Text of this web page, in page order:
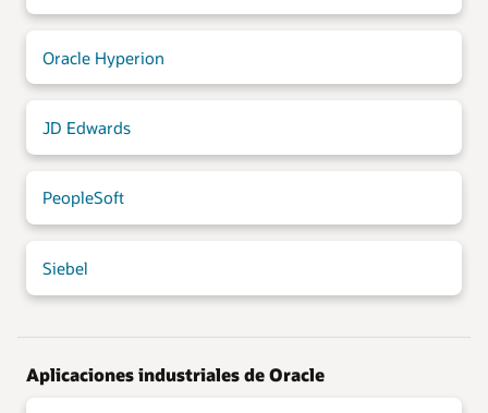
Oracle Hyperion
JD Edwards
PeopleSoft
Siebel
Aplicaciones industriales de Oracle